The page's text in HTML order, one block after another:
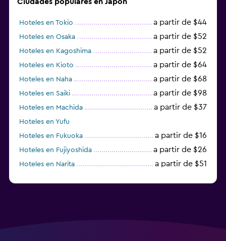
Hoteles en Tokio a partir de $44
Hoteles en Osaka a partir de $52
Hoteles en Kagoshima a partir de $52
Hoteles en Kioto a partir de $64
Hoteles en Naha a partir de $68
Hoteles en Saiki a partir de $98
Hoteles en Machida a partir de $37
Hoteles en Yufu
Hoteles en Fukuoka
a partir de $16
Hoteles en Fujiyoshida a partir de $26
Hoteles en Narita a partir de $51